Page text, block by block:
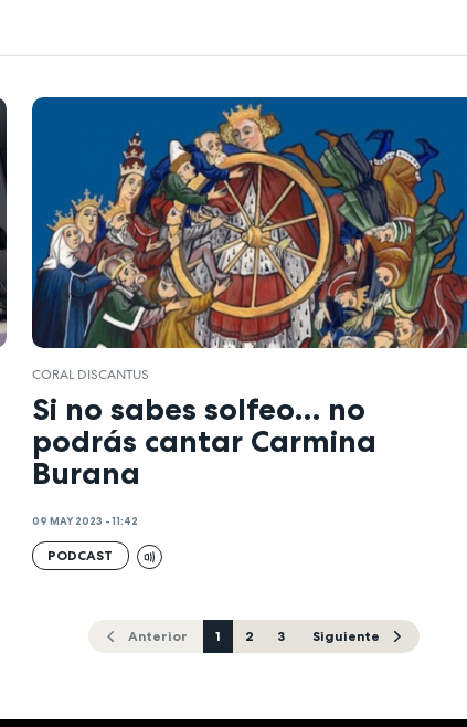
CORAL DISCANTUS
Si no sabes solfeo… no
podrás cantar Carmina
Burana
09 MAY 2023 - 11:42
PODCAST
Anterior 1 2 3 Siguiente